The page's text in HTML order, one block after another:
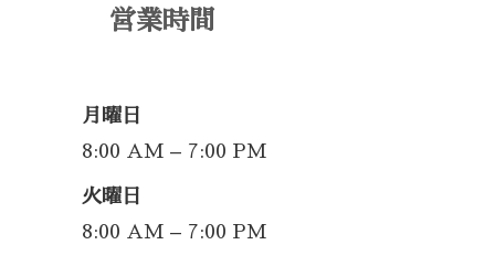
営業時間
月曜日
8:00 AM – 7:00 PM
火曜日
8:00 AM – 7:00 PM